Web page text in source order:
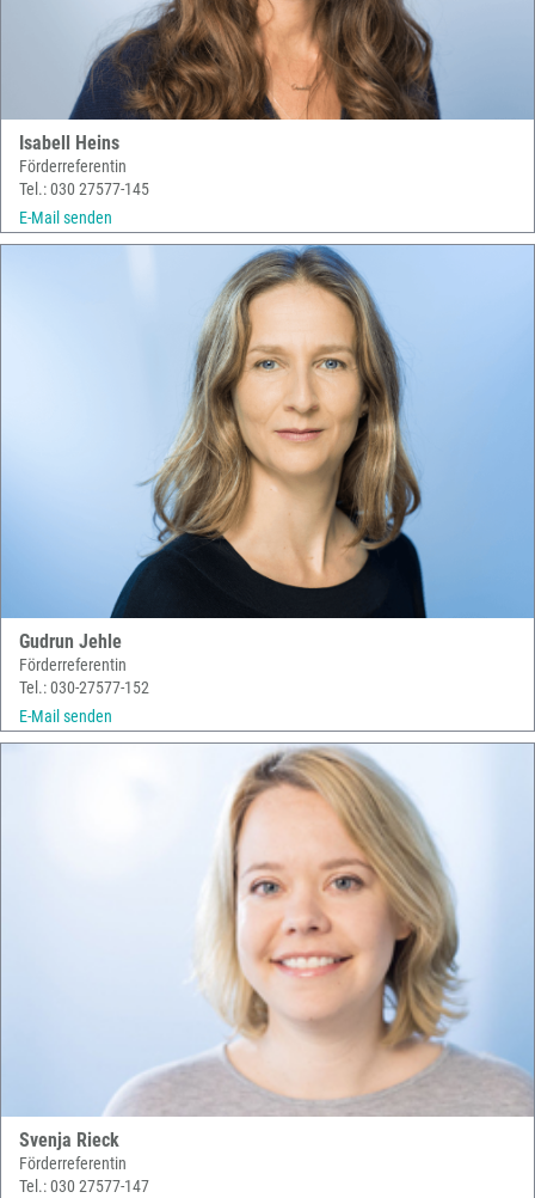
Isabell Heins
Förderreferentin
Tel.: 030 27577-145
E-Mail senden
Gudrun Jehle
Förderreferentin
Tel.: 030-27577-152
E-Mail senden
Svenja Rieck
Förderreferentin
Tel.: 030 27577-147